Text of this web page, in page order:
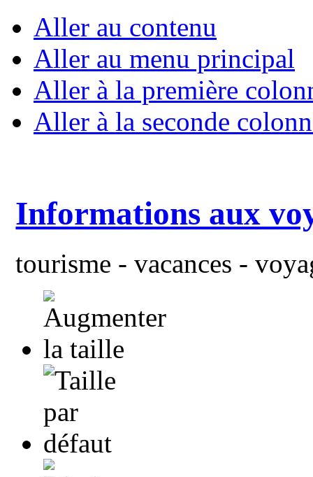
Aller au contenu
Aller au menu principal
Aller à la première
Aller à la seconde
Informations aux
tourisme - vacances -